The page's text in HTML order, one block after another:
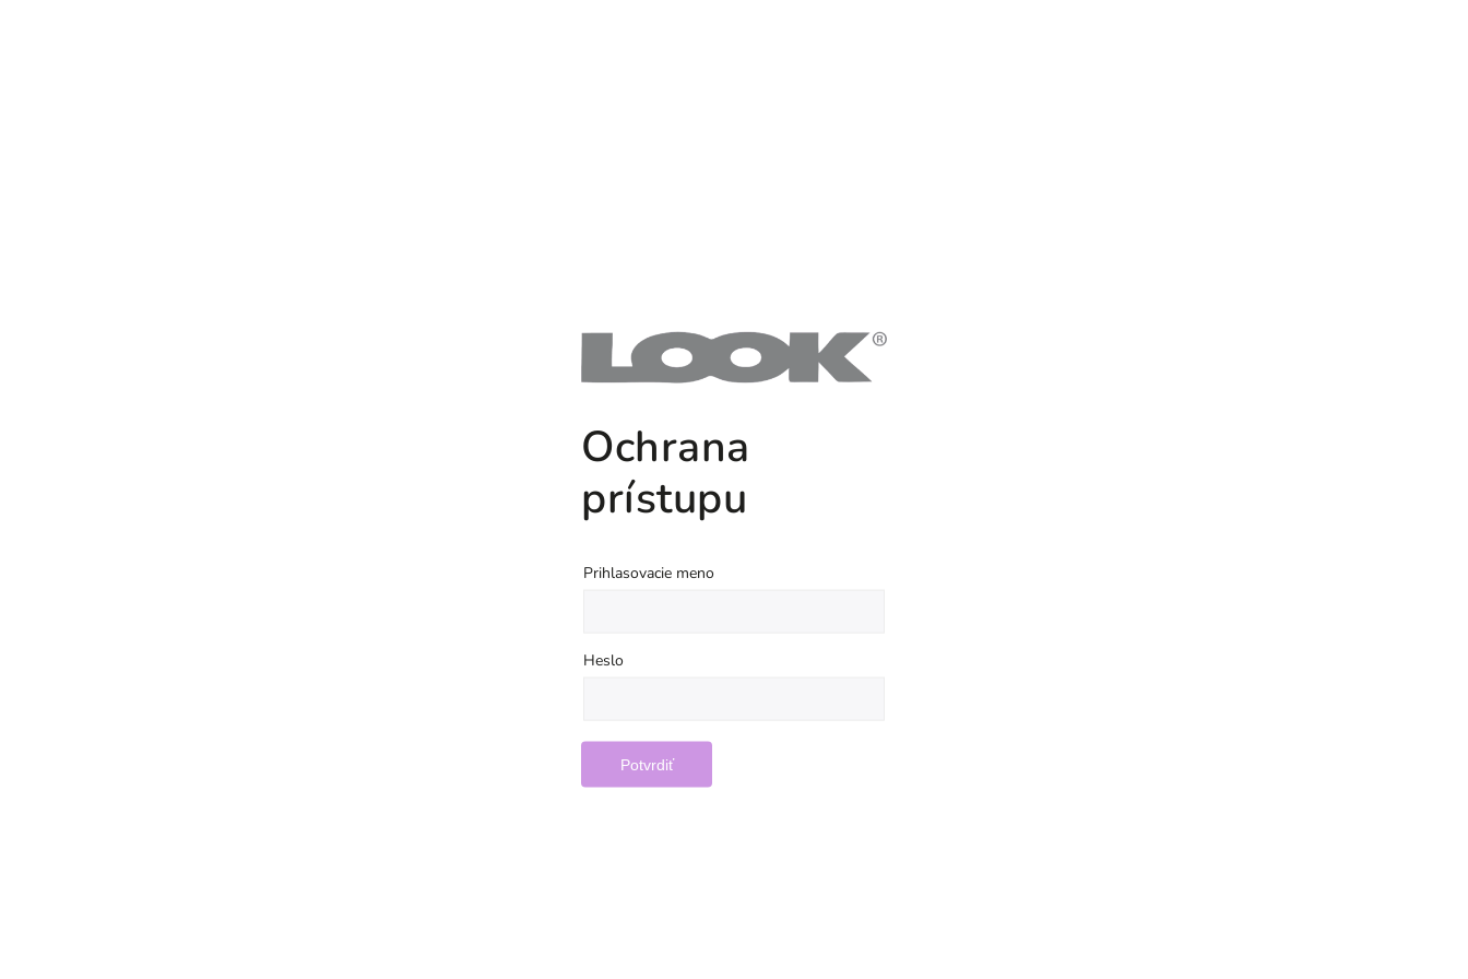
Ochrana
prístupu
Prihlasovacie meno
Heslo
Potvrdiť